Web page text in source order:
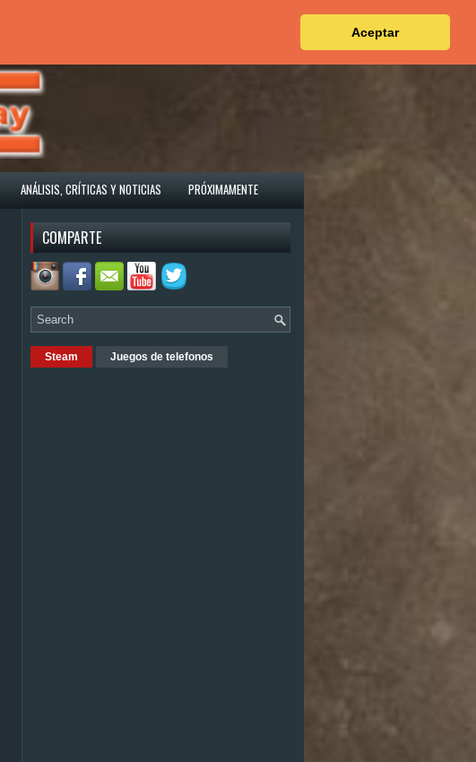
Aceptar
ANÁLISIS, CRÍTICAS Y NOTICIAS PRÓXIMAMENTE
COMPARTE
Steam Juegos de telefonos